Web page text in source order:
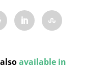
available in